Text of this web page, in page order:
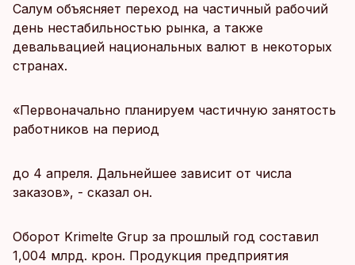
Салум объясняет переход на частичный рабочий
день нестабильностью рынка, а также
девальвацией национальных валют в некоторых
странах.
«Первоначально планируем частичную занятость
работников на период
до 4 апреля. Дальнейшее зависит от числа
заказов», - сказал он.
Оборот Krimelte Grup за прошлый год составил
1,004 млрд. крон. Продукция предприятия